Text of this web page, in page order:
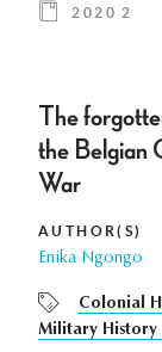
2020 2
The
the Belgian
War
AUTHOR(S)
Enika Ngongo
Colonial
Military History